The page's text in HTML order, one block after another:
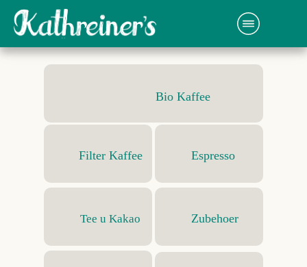
Zubehoer
Tee u Kakao
Espresso
Filter Kaffee
Bio Kaffee